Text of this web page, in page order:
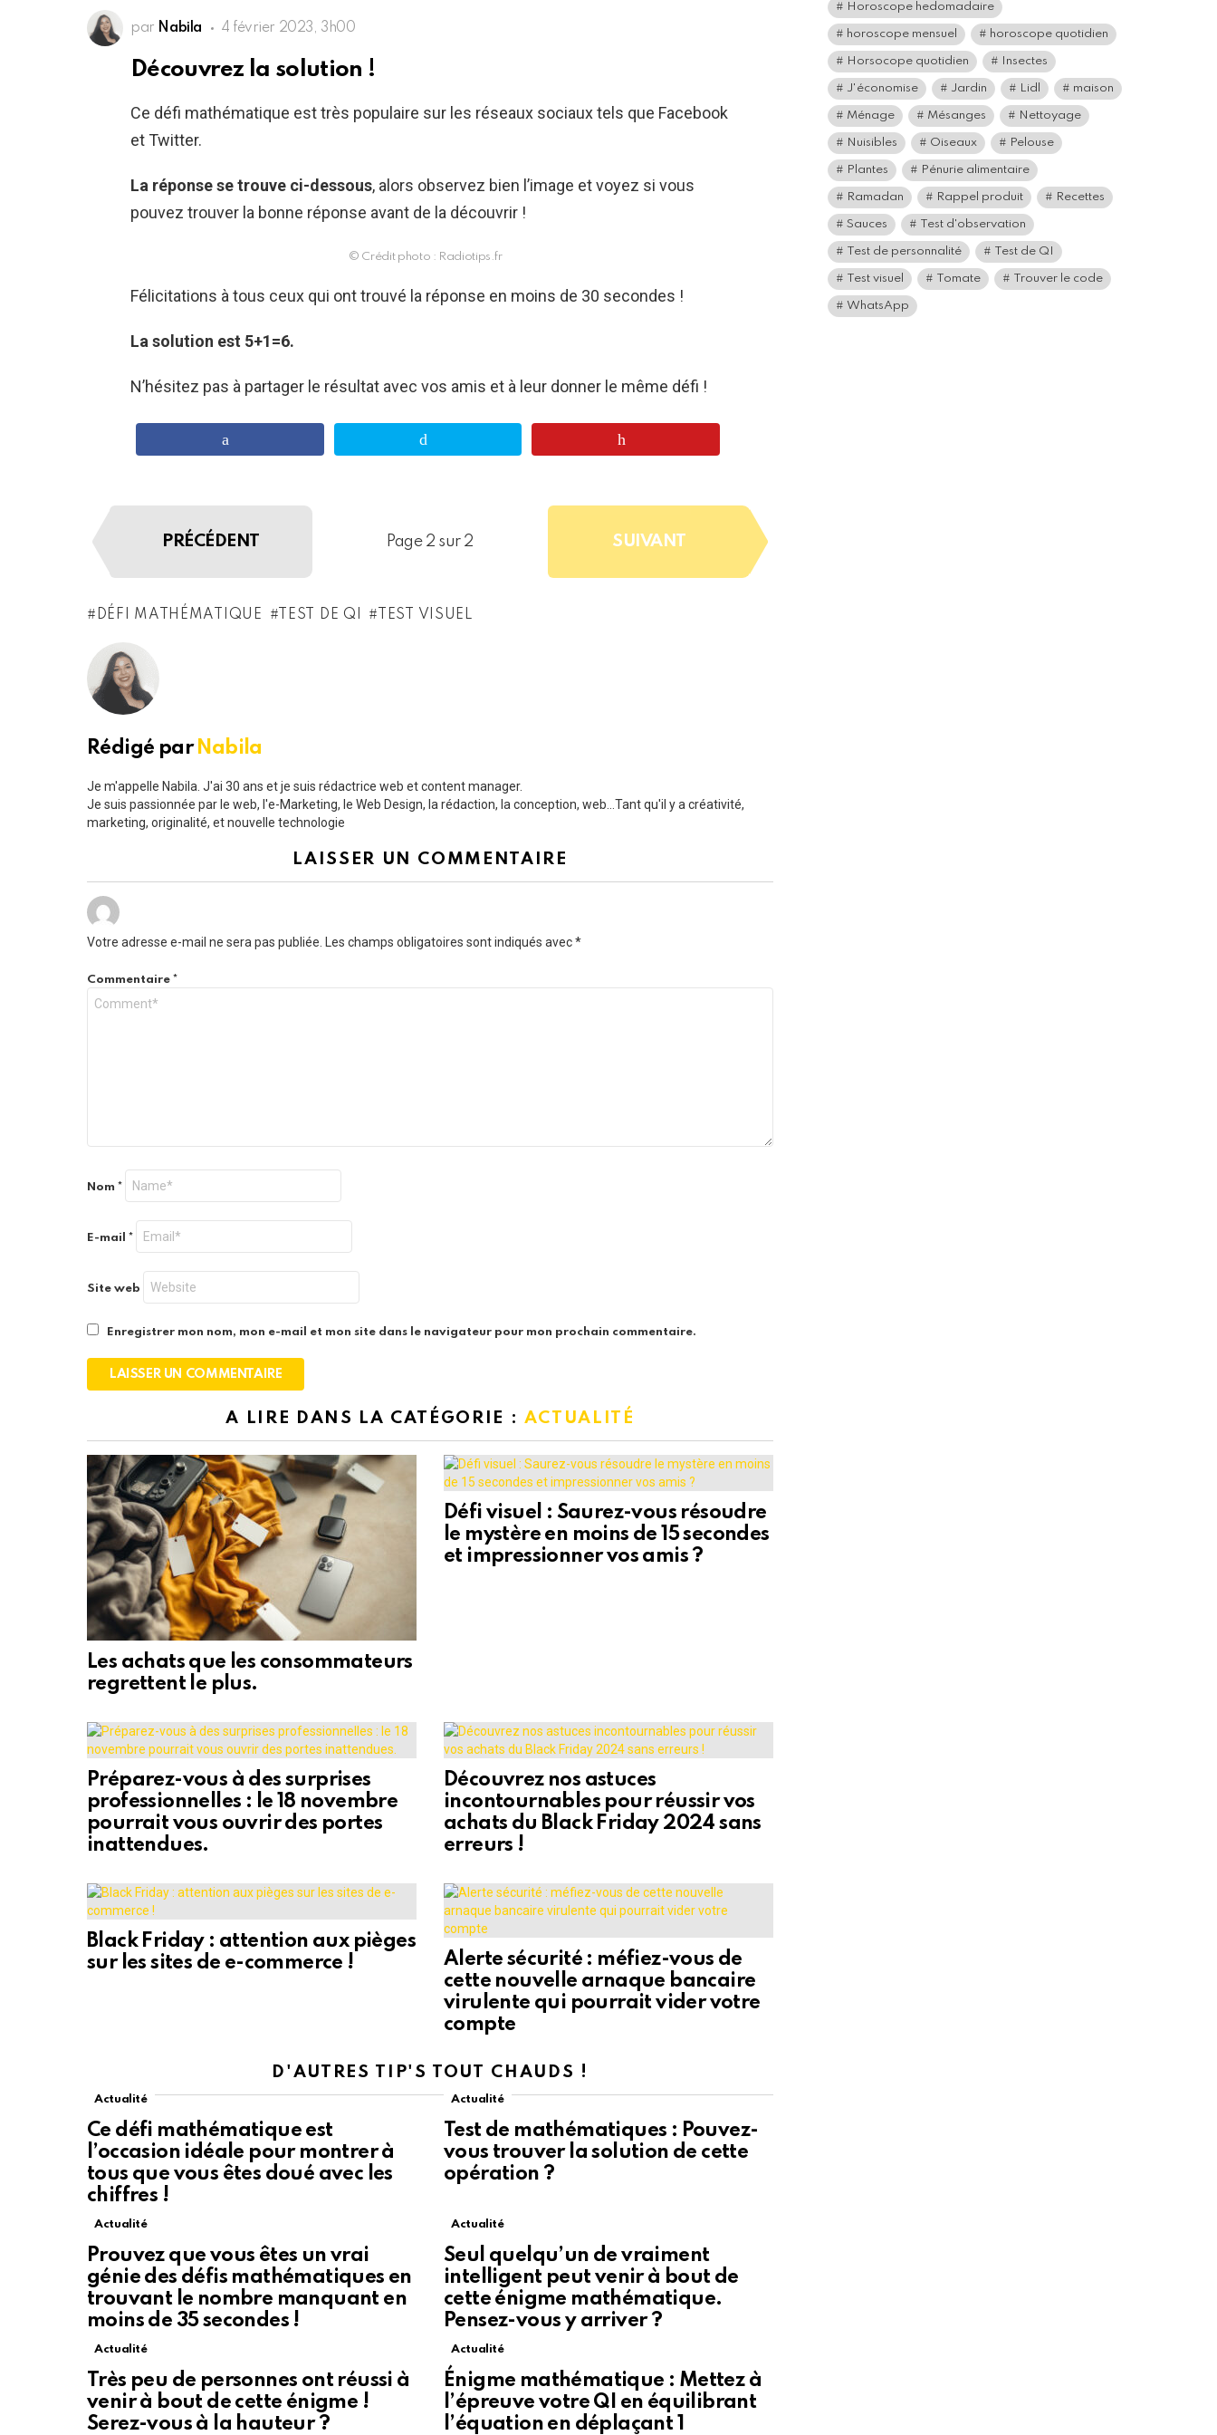
par Nabila 4 février 2023, 3h00
Découvrez la solution !
Ce défi mathématique est très populaire sur les réseaux sociaux tels que Facebook
et Twitter.
La réponse se trouve ci-dessous, alors observez bien l’image et voyez si vous
pouvez trouver la bonne réponse avant de la découvrir !
© Crédit photo : Radiotips.fr
Félicitations à tous ceux qui ont trouvé la réponse en moins de 30 secondes !
La solution est 5+1=6.
N’hésitez pas à partager le résultat avec vos amis et à leur donner le même défi !
Page 2 sur 2
PRÉCÉDENT SUIVANT
DÉFI MATHÉMATIQUE TEST DE QI TEST VISUEL
Rédigé par Nabila
Je m'appelle Nabila. J'ai 30 ans et je suis rédactrice web et content manager.
Je suis passionnée par le web, l'e-Marketing, le Web Design, la rédaction, la conception, web...Tant qu'il y a créativité,
marketing, originalité, et nouvelle technologie
LAISSER UN COMMENTAIRE
Votre adresse e-mail ne sera pas publiée. Les champs obligatoires sont indiqués avec*
Commentaire *
Nom *
E-mail *
Site web
Enregistrer mon nom, mon e-mail et mon site dans le navigateur pour mon prochain commentaire.
A LIRE DANS LA CATÉGORIE : ACTUALITÉ
Les achats que les consommateurs
regrettent le plus.
Défi visuel : Saurez-vous résoudre
le mystère en moins de 15 secondes
et impressionner vos amis ?
Préparez-vous à des surprises
professionnelles : le 18 novembre
pourrait vous ouvrir des portes
inattendues.
Découvrez nos astuces
incontournables pour réussir vos
achats du Black Friday 2024 sans
erreurs !
Black Friday : attention aux pièges
sur les sites de e-commerce !
Alerte sécurité : méfiez-vous de
cette nouvelle arnaque bancaire
virulente qui pourrait vider votre
compte
D'AUTRES TIP'S TOUT CHAUDS !
Actualité
Ce défi mathématique est
l’occasion idéale pour montrer à
tous que vous êtes doué avec les
chiffres !
Actualité
Test de mathématiques : Pouvez-
vous trouver la solution de cette
opération ?
Actualité
Prouvez que vous êtes un vrai
génie des défis mathématiques en
trouvant le nombre manquant en
moins de 35 secondes !
Actualité
Seul quelqu’un de vraiment
intelligent peut venir à bout de
cette énigme mathématique.
Pensez-vous y arriver ?
Actualité
Très peu de personnes ont réussi à
venir à bout de cette énigme !
Serez-vous à la hauteur ?
Actualité
Énigme mathématique : Mettez à
l’épreuve votre QI en équilibrant
l’équation en déplaçant 1
Horoscope hedomadaire
horoscope mensuel horoscope quotidien
Horsocope quotidien Insectes
J'économise Jardin Lidl maison
Ménage Mésanges Nettoyage
Nuisibles Oiseaux Pelouse
Plantes Pénurie alimentaire
Ramadan Rappel produit Recettes
Sauces Test d'observation
Test de personnalité Test de QI
Test visuel Tomate Trouver le code
WhatsApp
32 Partagez sur Facebook Partagez sur Twitter